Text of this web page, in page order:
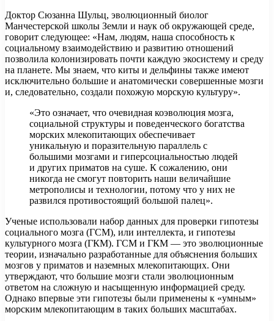
Доктор Сюзанна Шульц, эволюционный биолог
Манчестерской школы Земли и наук об окружающей среде,
говорит следующее: «Нам, людям, наша способность к
социальному взаимодействию и развитию отношений
позволила колонизировать почти каждую экосистему и среду
на планете. Мы знаем, что киты и дельфины также имеют
исключительно большие и анатомически совершенные мозги
и, следовательно, создали похожую морскую культуру».
«Это означает, что очевидная коэволюция мозга,
социальной структуры и поведенческого богатства
морских млекопитающих обеспечивает
уникальную и поразительную параллель с
большими мозгами и гиперсоциальностью людей
и других приматов на суше. К сожалению, они
никогда не смогут повторить наши величайшие
метрополисы и технологии, потому что у них не
развился противостоящий большой палец».
Ученые использовали набор данных для проверки гипотезы
социального мозга (ГСМ), или интеллекта, и гипотезы
культурного мозга (ГКМ). ГСМ и ГКМ — это эволюционные
теории, изначально разработанные для объяснения больших
мозгов у приматов и наземных млекопитающих. Они
утверждают, что большие мозги стали эволюционным
ответом на сложную и насыщенную информацией среду.
Однако впервые эти гипотезы были применены к «умным»
морским млекопитающим в таких больших масштабах.